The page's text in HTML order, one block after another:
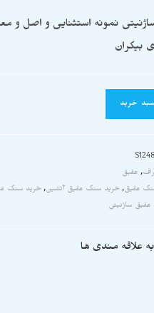
نمونه استثنایی و اصل و
بیکران
خرید
S1248
, عقیق
عقیق, خرید سنگ عقیق آتشین, خرید سنگ
ساژنیتی
علاقه مندی ها